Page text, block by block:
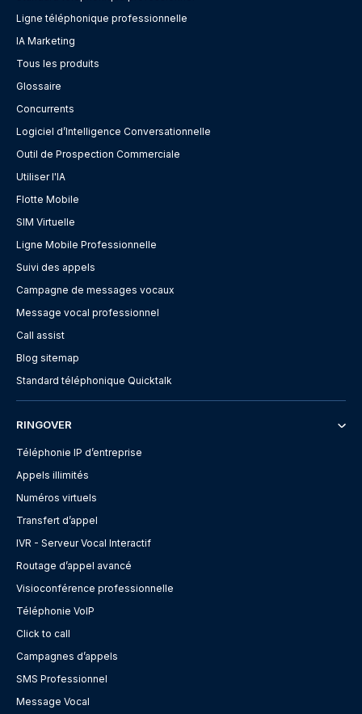
Ligne téléphonique professionnelle
IA Marketing
Tous les produits
Glossaire
Concurrents
Logiciel d’Intelligence Conversationnelle
Outil de Prospection Commerciale
Utiliser l'IA
Flotte Mobile
SIM Virtuelle
Ligne Mobile Professionnelle
Suivi des appels
Campagne de messages vocaux
Message vocal professionnel
Call assist
Blog sitemap
Standard téléphonique Quicktalk
RINGOVER
Téléphonie IP d’entreprise
Appels illimités
Numéros virtuels
Transfert d’appel
IVR - Serveur Vocal Interactif
Routage d’appel avancé
Visioconférence professionnelle
Téléphonie VoIP
Click to call
Campagnes d’appels
SMS Professionnel
Message Vocal